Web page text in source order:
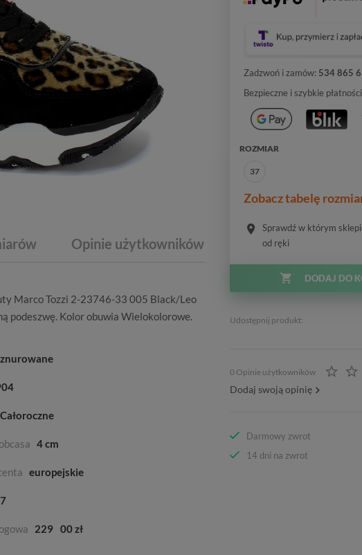
Opinie użytkowników
Marco Tozzi 2-23746-33 005 Black/Leo
podeszwę. Kolor obuwia Wielokolorowe.
Całoroczne
4 cm
europejskie
229 00 zł
Zadzwoń i zamów: 534 865
Bezpieczne i szybkie płatności
ROZMIAR
37
Zobacz tabelę
Sprawdź w którym
od ręki
DODAJ DO
Udostępnij produkt:
0 Opinie użytkowników
Dodaj swoją opinię
Darmowy zwrot
14 dni na zwrot